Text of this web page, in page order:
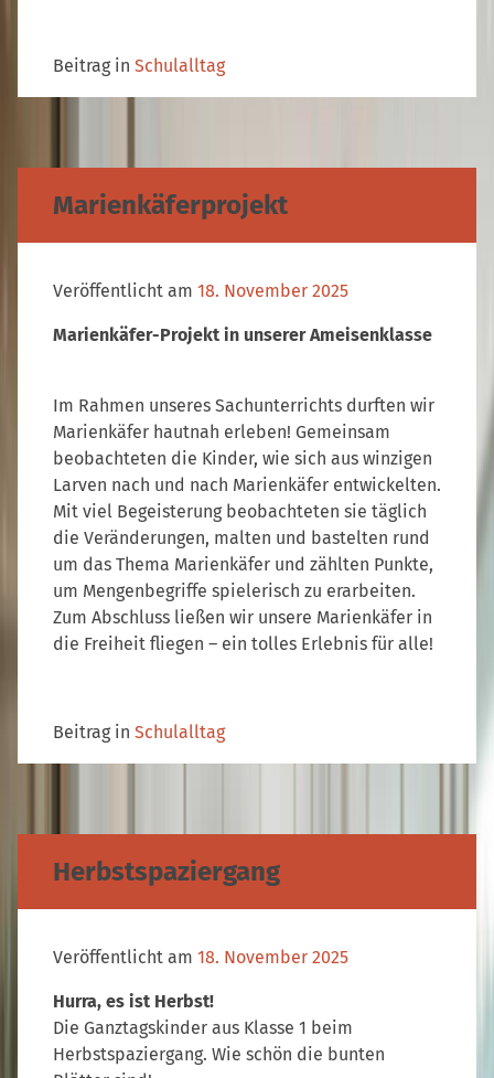
Beitrag in Schulalltag
Marienkäferprojekt
Veröffentlicht am 18. November 2025
Marienkäfer-Projekt in unserer Ameisenklasse
Im Rahmen unseres Sachunterrichts durften wir
Marienkäfer hautnah erleben! Gemeinsam
beobachteten die Kinder, wie sich aus winzigen
Larven nach und nach Marienkäfer entwickelten.
Mit viel Begeisterung beobachteten sie täglich
die Veränderungen, malten und bastelten rund
um das Thema Marienkäfer und zählten Punkte,
um Mengenbegriffe spielerisch zu erarbeiten.
Zum Abschluss ließen wir unsere Marienkäfer in
die Freiheit fliegen – ein tolles Erlebnis für alle!
Beitrag in Schulalltag
Herbstspaziergang
Veröffentlicht am 18. November 2025
Hurra, es ist Herbst!
Die Ganztagskinder aus Klasse 1 beim
Herbstspaziergang. Wie schön die bunten